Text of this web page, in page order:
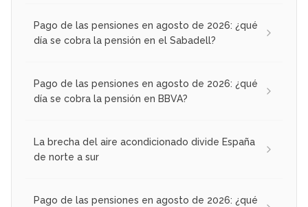
Pago de las pensiones en agosto de 2026: ¿qué
día se cobra la pensión en el Sabadell?
Pago de las pensiones en agosto de 2026: ¿qué
día se cobra la pensión en BBVA?
La brecha del aire acondicionado divide España
de norte a sur
Pago de las pensiones en agosto de 2026: ¿qué